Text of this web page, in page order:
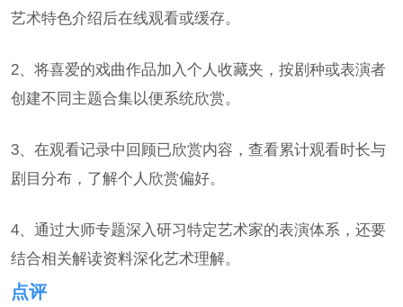
艺术特色介绍后在线观看或缓存。
2、将喜爱的戏曲作品加入个人收藏夹，按剧种或表演者
创建不同主题合集以便系统欣赏。
3、在观看记录中回顾已欣赏内容，查看累计观看时长与
剧目分布，了解个人欣赏偏好。
4、通过大师专题深入研习特定艺术家的表演体系，还要
结合相关解读资料深化艺术理解。
点评